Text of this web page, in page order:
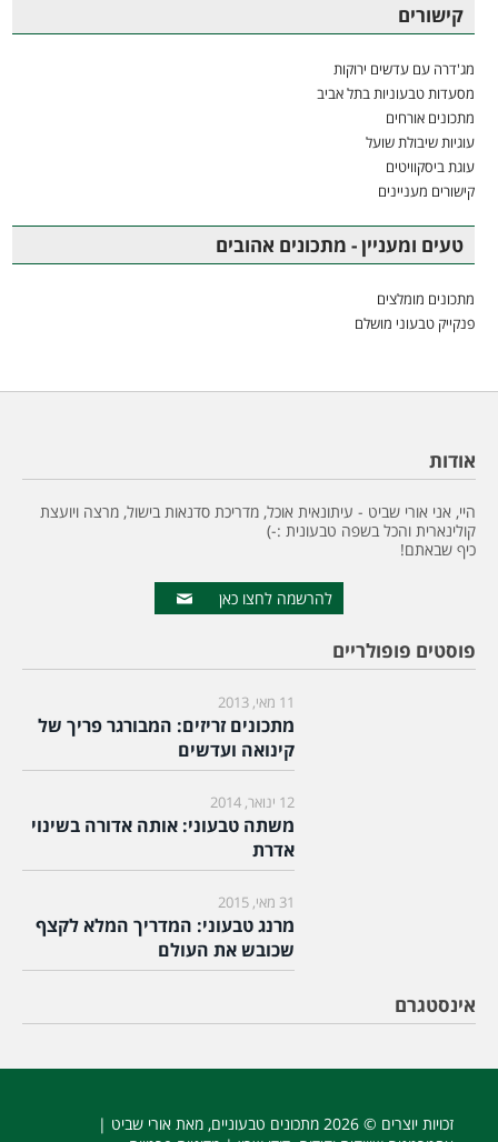
קישורים
מג'דרה עם עדשים ירוקות
מסעדות טבעוניות בתל אביב
מתכונים אורחים
עוגיות שיבולת שועל
עוגת ביסקוויטים
קישורים מעניינים
טעים ומעניין - מתכונים אהובים
מתכונים מומלצים
פנקייק טבעוני מושלם
אודות
היי, אני אורי שביט - עיתונאית אוכל, מדריכת סדנאות בישול, מרצה ויועצת
קולינארית והכל בשפה טבעונית :-)
כיף שבאתם!
להרשמה לחצו כאן
פוסטים פופולריים
11 מאי, 2013
מתכונים זריזים: המבורגר פריך של
קינואה ועדשים
12 ינואר, 2014
משתה טבעוני: אותה אדורה בשינוי
אדרת
31 מאי, 2015
מרנג טבעוני: המדריך המלא לקצף
שכובש את העולם
אינסטגרם
זכויות יוצרים © 2026 מתכונים טבעוניים, מאת אורי שביט |